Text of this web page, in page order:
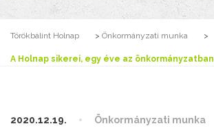
Törökbálint Holnap > Önkormányzati munka >
A Holnap sikerei, egy éve az önkormányzatban
2020.12.19. Önkormányzati munka